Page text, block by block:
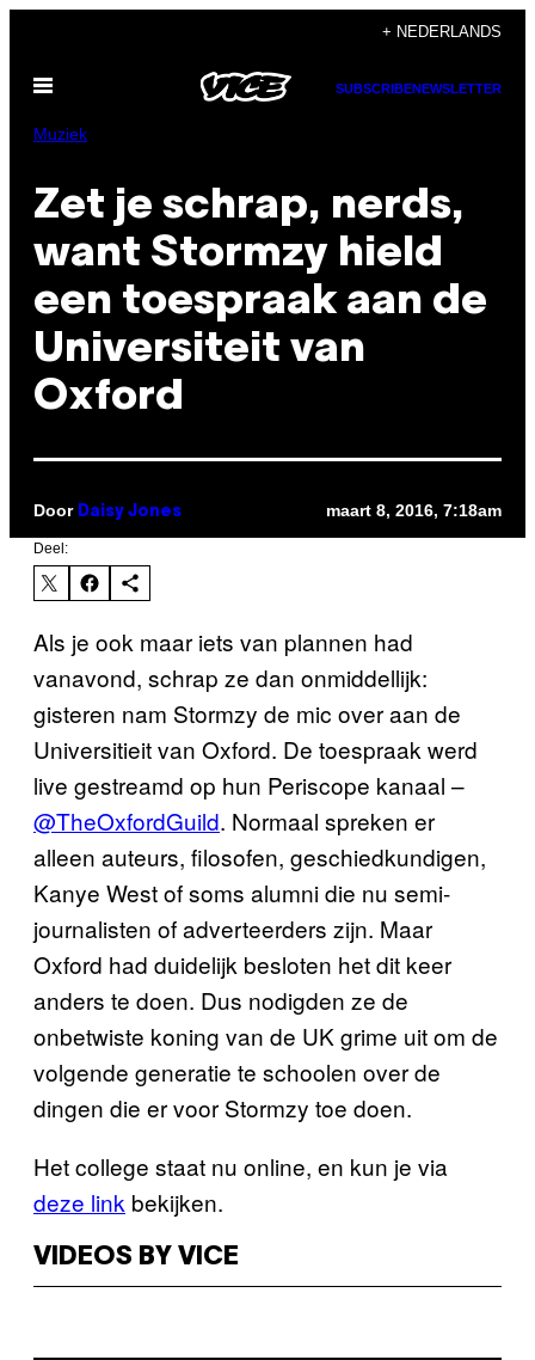
de
inhoud
+ NEDERLANDS
Open
SUBSCRIBENEWSLETTER
Muziek
Zet je schrap, nerds,
want Stormzy hield
een toespraak aan de
Universiteit van
Oxford
Door Daisy Jones maart 8, 2016, 7:18am
Deel:
Als je ook maar iets van plannen had
vanavond, schrap ze dan onmiddellijk:
gisteren nam Stormzy de mic over aan de
Universitieit van Oxford. De toespraak werd
live gestreamd op hun Periscope kanaal –
@TheOxfordGuild. Normaal spreken er
alleen auteurs, filosofen, geschiedkundigen,
Kanye West of soms alumni die nu semi-
journalisten of adverteerders zijn. Maar
Oxford had duidelijk besloten het dit keer
anders te doen. Dus nodigden ze de
onbetwiste koning van de UK grime uit om de
volgende generatie te schoolen over de
dingen die er voor Stormzy toe doen.
Het college staat nu online, en kun je via
deze link bekijken.
VIDEOS BY VICE